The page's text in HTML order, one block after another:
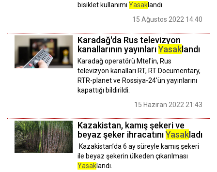
bisiklet kullanımı Yasaklandı.
15 Ağustos 2022 14:40
Karadağ'da Rus televizyon
kanallarının yayınlarıYasak landı
Karadağ operatörü Mtel'in, Rus
televizyon kanalları RT, RT Documentary,
RTR-planet ve Rossiya-24'ün yayınlarını
kapattığı bildirildi.
15 Haziran 2022 21:43
Kazakistan, kamış şekeri ve
beyaz şeker ihracatınıYasak ladı
Kazakistan’da 6 ay süreyle kamış şekeri
ile beyaz şekerin ülkeden çıkarılması
Yasaklandı.